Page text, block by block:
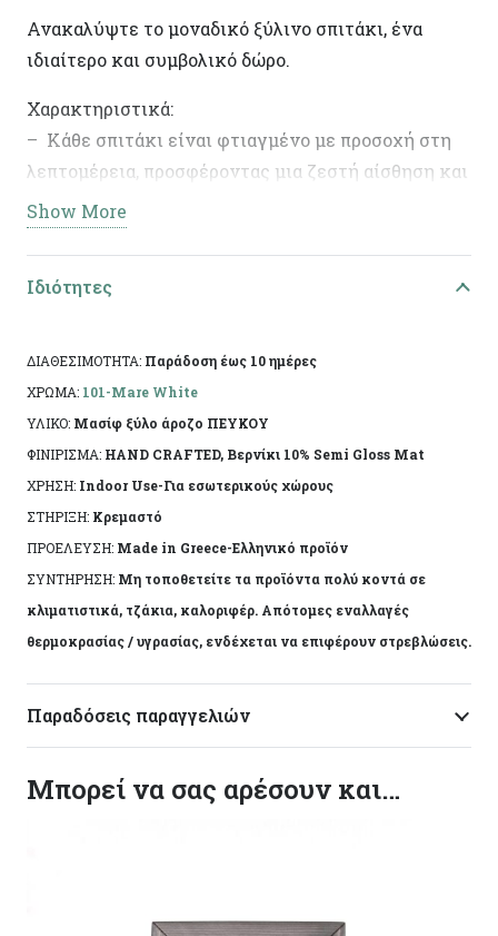
Ανακαλύψτε το μοναδικό ξύλινο σπιτάκι, ένα
ιδιαίτερο και συμβολικό δώρο.
Χαρακτηριστικά:
– Κάθε σπιτάκι είναι φτιαγμένο με προσοχή στη
λεπτομέρεια, προσφέροντας μια ζεστή αίσθηση και
φυσική γοητεία.
– Χειροποίητη Κατασκευή: Κάθε κομμάτι είναι
εξασφαλίζοντας ποιότητα και αυθεντικότητα.
ενέργεια της ευημερίας και της προστασίας,
ιδανικό για νέα ξεκινήματα ή εορταστικές
εκδηλώσεις.
-Κατασκευασμένο από μασίφ ξύλο πεύκου.
-251410-
Μια ξεχωριστή επιλογή που θα εντυπωσιάσει και
θα ταιριάξει σε κάθε γωνιά του χώρου σας.
ενέργεια που αξίζουν όλοι.
Show More
Ιδιότητες
ΔΙΑΘΕΣΙΜΟΤΗΤΑ: Παράδοση έως 10 ημέρες
ΧΡΩΜΑ: 101-Mare White
ΥΛΙΚΟ: Μασίφ ξύλο άροζο ΠΕΥΚΟΥ
ΦΙΝΙΡΙΣΜΑ: HAND CRAFTED, Βερνίκι 10% Semi Gloss Mat
ΧΡΗΣΗ: Indoor Use-Για εσωτερικούς χώρους
ΣΤΗΡΙΞΗ: Κρεμαστό
ΠΡΟΕΛΕΥΣΗ: Made in Greece-Ελληνικό προϊόν
ΣΥΝΤΗΡΗΣΗ: Μη τοποθετείτε τα προϊόντα πολύ κοντά σε
κλιματιστικά, τζάκια, καλοριφέρ. Απότομες εναλλαγές
θερμοκρασίας / υγρασίας, ενδέχεται να επιφέρουν στρεβλώσεις.
Παραδόσεις παραγγελιών
Μπορεί να σας αρέσουν και…